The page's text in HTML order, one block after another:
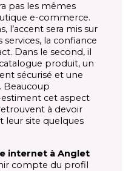
pas les mêmes
e-commerce.
l’accent sera mis sur
la confiance
Dans le second, il
produit, un
sécurisé et une
Beaucoup
estiment cet aspect
à devoir
leur site quelques
internet à Anglet
compte du profil